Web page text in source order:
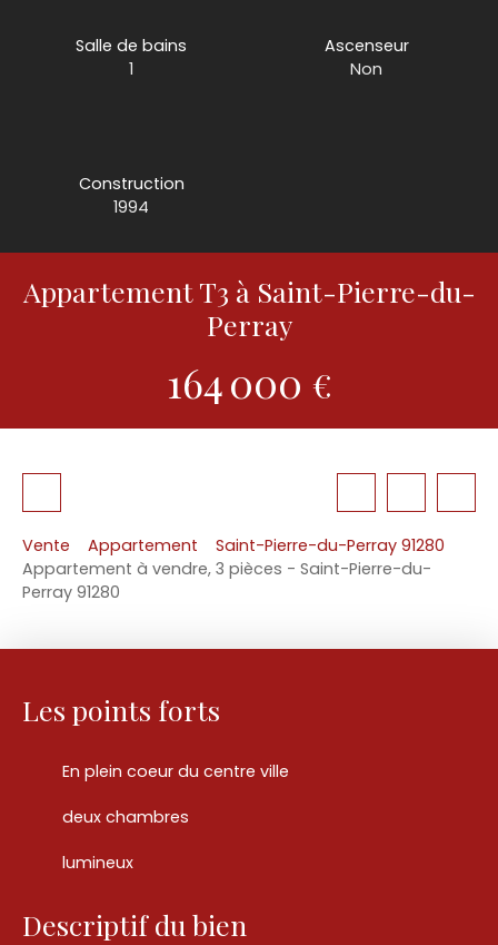
Salle de bains
1
Ascenseur
Non
Construction
1994
Appartement T3 à Saint-Pierre-du-
Perray
164 000 €
Vente Appartement
Saint-Pierre-du-Perray 91280
Appartement à vendre, 3 pièces - Saint-Pierre-du-
Perray 91280
Les points forts
En plein coeur du centre ville
deux chambres
lumineux
Descriptif du bien